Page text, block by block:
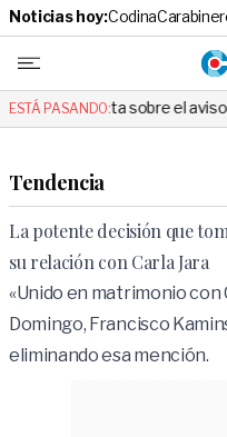
Noticias hoy:Codina
ESTÁ PASANDO:
sobre el aviso de las 6:00
Tendencia
La potente decisión que
su relación con Carla Jara
«Unido en matrimonio con
Domingo, Francisco
eliminando esa mención.